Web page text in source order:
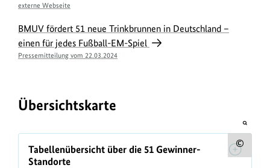
externe Webseite
BMUV fördert 51 neue Trinkbrunnen in Deutschland –
einen für jedes Fußball-EM-Spiel
Pressemitteilung vom 22.03.2024
Übersichtskarte
öffnet
Bild
Übersicht
Tabellenübersicht über die 51 Gewinner-
Standorte